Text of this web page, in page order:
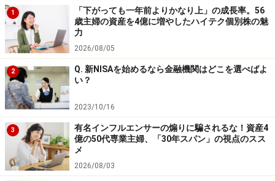
です。第3の条件は証券会社やプロ・アドバイザーの力
を借りないと見えないかもしれません。
決して犯してはいけないあやまち
ポートフォリオの評価方法で決して犯していけないあや
まちは、
・基準価額の高低で評価する ・異なる購入時期の銘柄の
含み益で評価する
・収益の絶対額で評価する
1
「下がっても一年前よりかなり上」の成長率。56
歳主婦の資産を4億に増やしたハイテク個別株の魅
力
2026/08/05
2
Q. 新NISAを始めるなら金融機関はどこを選べばよ
い？
2023/10/16
3
有名インフルエンサーの煽りに騙されるな！資産4
億の50代専業主婦、「30年スパン」の視点のスス
メ
2026/08/03